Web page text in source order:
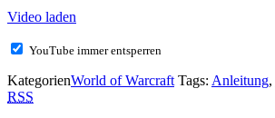
Video laden
YouTube immer entsperren
KategorienWorld of Warcraft Tags: Anleitung,
RSS